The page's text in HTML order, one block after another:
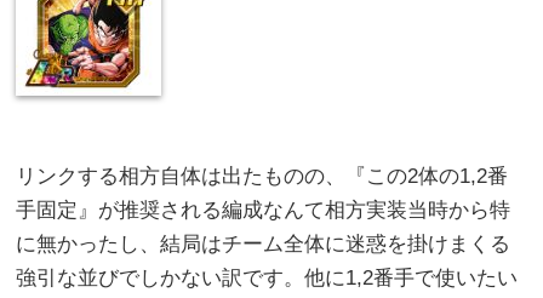
リンクする相方自体は出たものの、『この2体の1,2番
手固定』が推奨される編成なんて相方実装当時から特
に無かったし、結局はチーム全体に迷惑を掛けまくる
強引な並びでしかない訳です。他に1,2番手で使いたい